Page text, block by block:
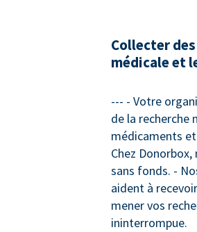
Collecter
médicale et
--- - Votre
de la recherche
médicaments
Chez
sans fonds. -
aident à
mener vos
ininterrompue.